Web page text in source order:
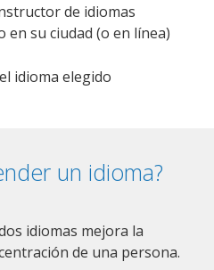
de idiomas
en su ciudad (o en línea)
idioma elegido
un idioma?
idiomas mejora la
de una persona.